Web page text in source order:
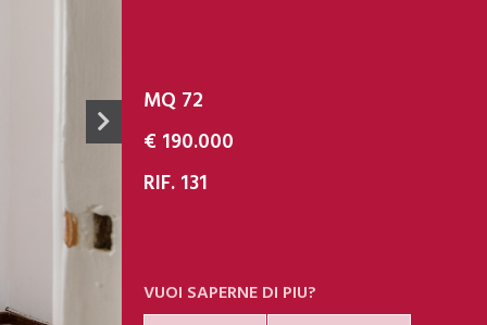
MQ 72
€ 190.000
RIF. 131
VUOI SAPERNE DI PIU?